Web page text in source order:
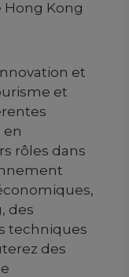
Hong Kong
et
et
en
rôles dans
des
techniques
des